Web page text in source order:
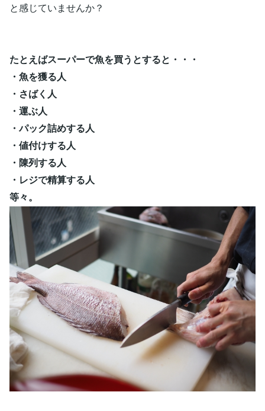
と感じていませんか？
たとえばスーパーで魚を買うとすると・・・
・魚を獲る人
・さばく人
・運ぶ人
・パック詰めする人
・値付けする人
・陳列する人
・レジで精算する人
等々。